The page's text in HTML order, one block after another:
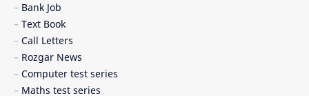
Scholarship (શિષ્યવૃત્તિ)
Bank Job
Text Book
Call Letters
Rozgar News
Computer test series
Maths test series